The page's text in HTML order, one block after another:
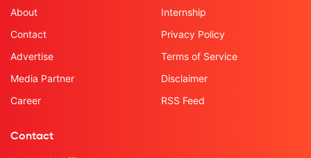
About
Contact
Advertise
Media Partner
Career
Internship
Privacy Policy
Terms of Service
Disclaimer
RSS Feed
Contact